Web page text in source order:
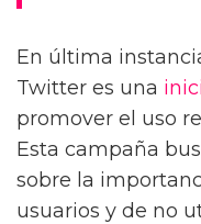
En última
Twitter es una
promover el uso
Esta campaña
sobre la
usuarios y de no